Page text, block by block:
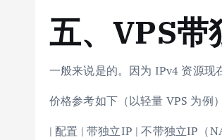
五、VPS带
一般来说是的。因为 IPv4 资源现
价格参考如下（以轻量 VPS 为例
| 配置 | 带独立IP | 不带独立IP（